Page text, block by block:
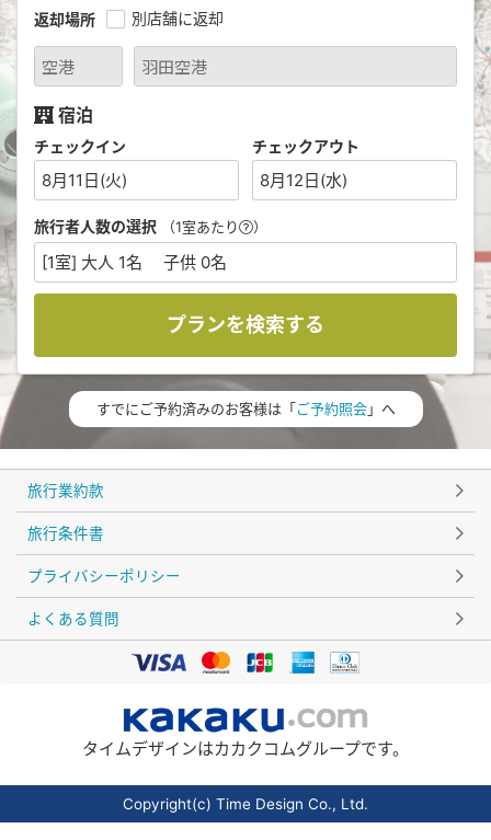
返却場所 別店舗に返却
宿泊
チェックイン
8月11日(火)
チェックアウト
8月12日(水)
旅行者人数の選択 （1室あたり ）
[1室] 大人 1名 子供 0名
プランを検索する
すでにご予約済みのお客様は「ご予約照会」へ
旅行業約款
旅行条件書
プライバシーポリシー
よくある質問
タイムデザインはカカクコムグループです。
Copyright(c) Time Design Co., Ltd.